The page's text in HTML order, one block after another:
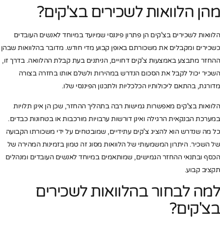
מהן הלוואות לשכירים בצ'קים?
הלוואות לשכירים בצ'קים הן פתרון פיננסי שמיועד במיוחד לאנשים העובדים
כשכירים ומקבלים את משכורתם באופן קבוע מדי חודש. מדובר בהלוואות שבהן
ההחזר מתבצע באמצעות צ'קים דחויים, הניתנים בעת קבלת ההלוואה. בדרך זו,
השכיר יכול לקבל את הסכום הנדרש במהירות ולשלם אותו בחזרה בצורה
מדורגת, בהתאם ליכולותיו הכלכליות ולתכנון הפיננסי שלו.
הלוואות בצ'קים מאפשרות גמישות רבה בתהליך ההחזר, שכן הן אינן תלויות
במערכת הבנקאית הרגילה ואינן דורשות ערבויות מורכבות או בטחונות כבדים.
כל מה שנדרש הוא להציג צ'קים עתידיים, שמובטחים על ידי משכורתו הקבועה
של השכיר. היתרון המשמעותי של הלוואות מסוג זה טמון בזמינות המהירה של
הכסף ובתנאי ההחזר הגמישים, שמותאמים במיוחד לאנשים העובדים ומנהלים
תקציב קבוע.
למה לבחור בהלוואות לשכירים
בצ'קים?